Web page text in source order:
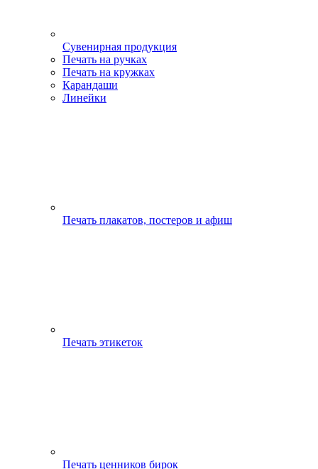
Сувенирная продукция
Печать на ручках
Печать на кружках
Карандаши
Линейки
Печать плакатов, постеров и афиш
Печать этикеток
Печать ценников бирок